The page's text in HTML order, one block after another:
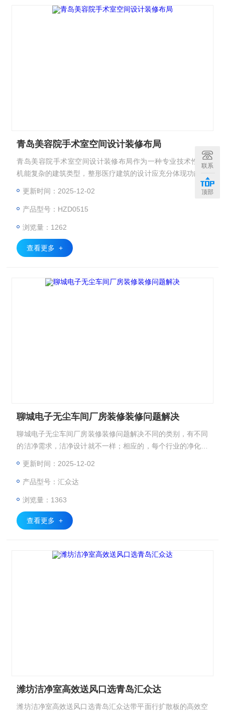
青岛美容院手术室空间设计装修布局
青岛美容院手术室空间设计装修布局作为一种专业技术性*，
机能复杂的建筑类型，整形医疗建筑的设计应充分体现功能的
要求，合理分区。整形医院医疗流程科学，将候诊厅、诊室、
更新时间：2025-12-02
产品型号：HZD0515
浏览量：1262
查看更多 +
聊城电子无尘车间厂房装修装修问题解决
聊城电子无尘车间厂房装修装修问题解决不同的类别，有不同
的洁净需求，洁净设计就不一样；相应的，每个行业的净化厂
更新时间：2025-12-02
产品型号：汇众达
浏览量：1363
查看更多 +
潍坊洁净室高效送风口选青岛汇众达
潍坊洁净室高效送风口选青岛汇众达带平面行扩散板的高效空
联系
顶部